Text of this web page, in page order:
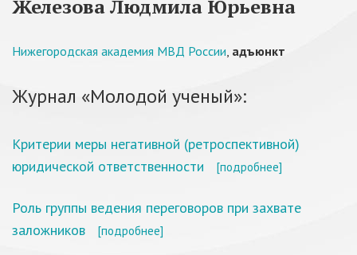
Железова Людмила Юрьевна
Нижегородская академия МВД России, адъюнкт
Журнал «Молодой ученый»:
Критерии меры негативной (ретроспективной)
юридической ответственности
[подробнее]
Роль группы ведения переговоров при захвате
заложников
[подробнее]